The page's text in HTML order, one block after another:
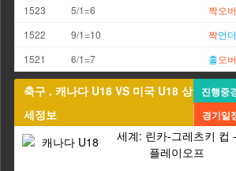
1523
5/1=6 짝오버
1522
9/1=10 짝언더
1521
6/1=7 홀오버
축구 . 캐나다 U18 VS 미국 U18 상
세정보
진행중
경기일
세계: 린카-그레츠키 컵 -
플레이오프